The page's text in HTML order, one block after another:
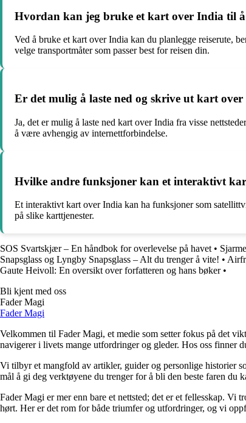
Hvordan kan jeg bruke et kart over India til å
Ved å bruke et kart over India kan du planlegge reiserute,
velge transportmåter som passer best for reisen din.
Er det mulig å laste ned og skrive ut kart
Ja, det er mulig å laste ned kart over India fra visse
å være avhengig av internettforbindelse.
Hvilke andre funksjoner kan et interaktivt
Et interaktivt kart over India kan ha funksjoner som
på slike karttjenester.
SOS Svartskjær – En håndbok for overlevelse på havet •
Snapsglass og Lyngby Snapsglass – Alt du trenger å vite! •
Gaute Heivoll: En oversikt over forfatteren og hans bøker•
Bli kjent med oss
Fader Magi
Fader Magi
Velkommen til Fader Magi, et medie som setter fokus på det
navigerer i livets mange utfordringer og gleder. Hos oss finner
Vi tilbyr et mangfold av artikler, guider og personlige historier
mål å gi deg verktøyene du trenger for å bli den beste faren
Fader Magi er mer enn bare et nettsted; det er et fellesskap. Vi
hørt. Her er det rom for både triumfer og utfordringer, og vi